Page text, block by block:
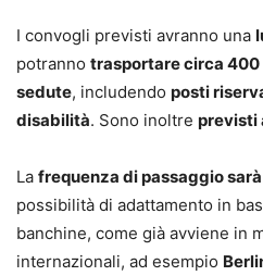
I convogli previsti avranno una
potranno trasportare circa 400
sedute, includendo posti
disabilità. Sono inoltre previsti
La frequenza di passaggio
possibilità di adattamento in
banchine, come già avviene in
internazionali, ad esempio